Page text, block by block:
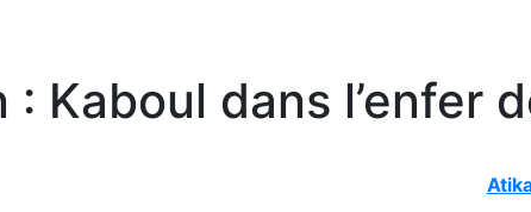
Kaboul dans l’enfer